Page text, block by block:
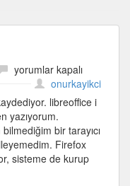
Puppy
Linux
için
yorumlar kapalı
onurkayikci
libreoffice i
yazıyorum.
bir tarayıcı
Firefox
sisteme de kurup